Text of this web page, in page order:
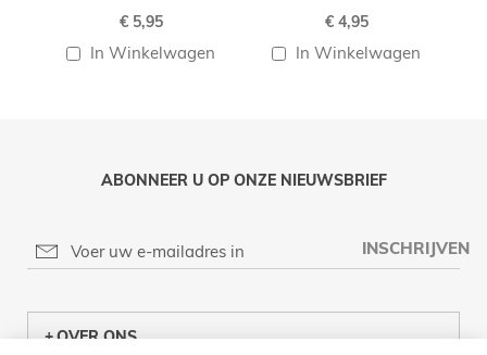
€ 5,95
In Winkelwagen
€ 4,95
In Winkelwagen
ABONNEER U OP ONZE NIEUWSBRIEF
INSCHRIJVEN
OVER ONS